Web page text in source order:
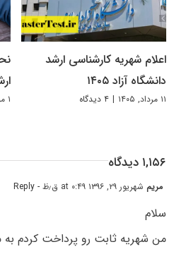
اعلام شهریه کارشناسی ارشد
دانشگاه آزاد ۱۴۰۵
۱۱ مرداد, ۱۴۰۵ | ۴ دیدگاه
ارشد
۱ مرداد, ۱۴۰۵
۱,۱۵۶ دیدگاه
مریم شهریور ۲۹, ۱۳۹۶ at ۰:۴۹ ق٫ظ - Reply
سلام
من شهریه ثابت رو پرداخت کردم